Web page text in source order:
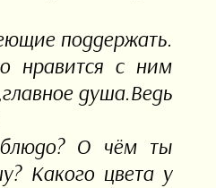
поддержать.
нравится с ним
душа.Ведь
блюдо? О чём ты
Какого цвета у